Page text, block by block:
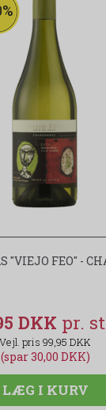
"VIEJO FEO" -
DKK
99,95 DKK
(spar 30,00 DKK)
LÆG I KURV